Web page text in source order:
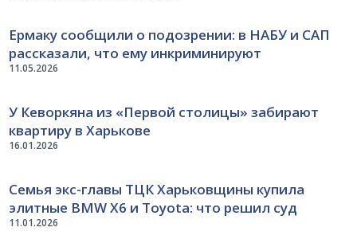
11.05.2026
Ермаку сообщили о подозрении: в НАБУ и САП
рассказали, что ему инкриминируют
16.01.2026
У Кеворкяна из «Первой столицы» забирают
квартиру в Харькове
11.01.2026
Семья экс-главы ТЦК Харьковщины купила
элитные BMW X6 и Toyota: что решил суд